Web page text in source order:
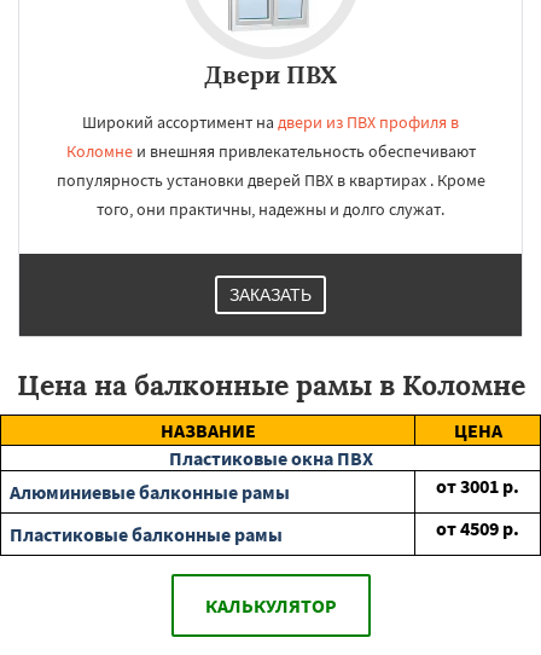
Двери ПВХ
Широкий ассортимент на двери из ПВХ профиля в
Коломнеи внешняя привлекательность обеспечивают
популярность установки дверей ПВХ в квартирах . Кроме
того, они практичны, надежны и долго служат.
ЗАКАЗАТЬ
Цена на балконные рамы в Коломне
НАЗВАНИЕ
ЦЕНА
Пластиковые окна ПВХ
Алюминиевые балконные рамы
от3001 р.
Пластиковые балконные рамы
от4509 р.
КАЛЬКУЛЯТОР